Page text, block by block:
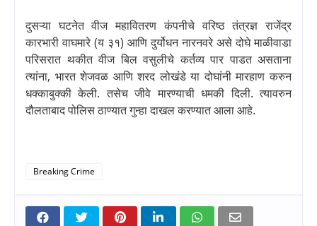
दुसऱ्या घटनेत वीज महावितरण कंपनीचे वरिष्ठ तंत्रज्ञ राजेंद्र
कारभारी वाघमारे (य ३१) आणि दुर्योधन नारनवरे असे दोघे माळीवाडा
परिसरात थकीत वीज बिल वसुलीचे कर्तव्य पार पाडत असताना
त्यांना, भारत शेजवळ आणि शरद लोखंडे या दोघांनी मारहाण करुन
धक्काबुक्की केली. तसेच जीवे मारण्याची धमकी दिली. त्यावरुन
दौलताबाद पोलिस ठाण्यात गुन्हा दाखल करण्यात आला आहे.
Breaking Crime